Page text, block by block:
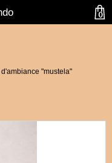
"mustela"
0